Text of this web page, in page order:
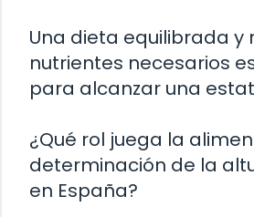
Una dieta equilibrada y
nutrientes necesarios
para alcanzar una
¿Qué rol juega la
determinación de la
en España?